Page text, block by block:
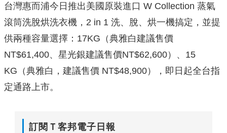
台灣惠而浦今日推出美國原裝進口 W Collection 蒸氣
滾筒洗脫烘洗衣機，2 in 1 洗、脫、烘一機搞定，並提
供兩種容量選擇：17KG（典雅白建議售價
NT$61,400、星光銀建議售價NT$62,600）、15
KG（典雅白，建議售價 NT$48,900），即日起全台指
定通路上市。
訂閱Ｔ客邦電子日報